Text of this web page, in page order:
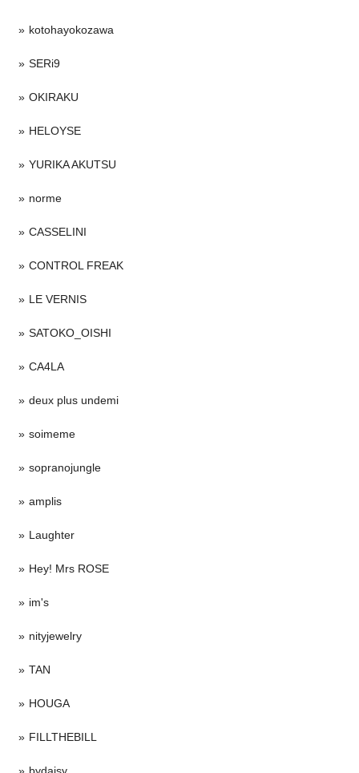
kotohayokozawa
SERi9
OKIRAKU
HELOYSE
YURIKA AKUTSU
norme
CASSELINI
CONTROL FREAK
LE VERNIS
SATOKO_OISHI
CA4LA
deux plus undemi
soimeme
sopranojungle
amplis
Laughter
Hey! Mrs ROSE
im's
nityjewelry
TAN
HOUGA
FILLTHEBILL